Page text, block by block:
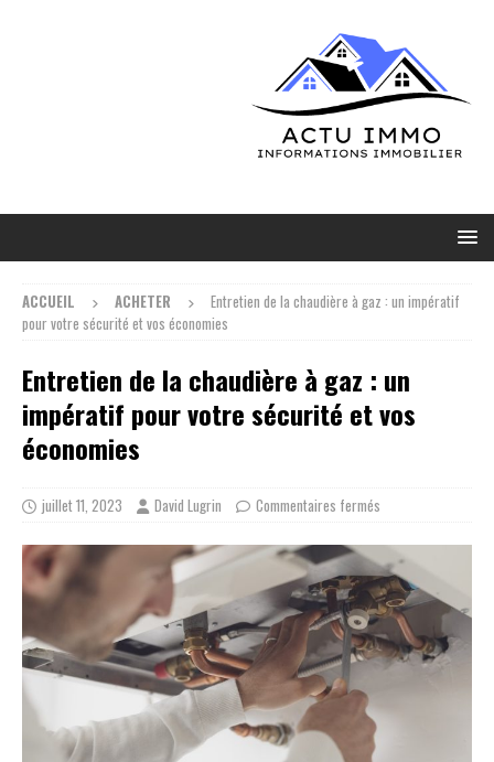
ACCUEIL ACHETER
Entretien de la chaudière à gaz : un impératif
pour votre sécurité et vos économies
Entretien de la chaudière à gaz : un
impératif pour votre sécurité et vos
économies
juillet 11, 2023 David Lugrin Commentaires fermés